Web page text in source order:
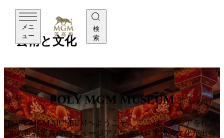
メニ
ュー
検
索
MGM
芸術と文化
POLY MGM MUSEUM
POLY MGM MUSEUMへようこそ。 ここは、アジアを代表
する世界最高峰のミュージアムであり、東西の文化が出会